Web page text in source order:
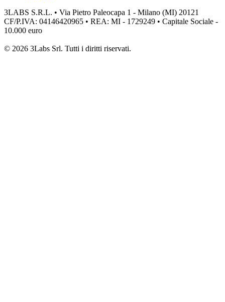
3LABS S.R.L. • Via Pietro Paleocapa 1 - Milano (MI) 20121
CF/P.IVA: 04146420965 • REA: MI - 1729249 • Capitale Sociale -
10.000 euro
© 2026 3Labs Srl. Tutti i diritti riservati.